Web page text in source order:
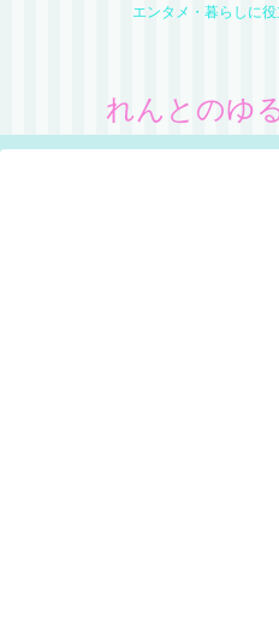
エンタメ・暮らしに
れんとのゆ